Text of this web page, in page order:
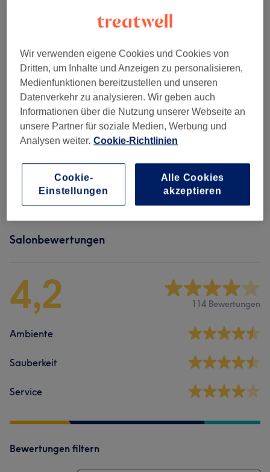
Nagelpflege - Nail Care
Neumodellage - New Set (4) ab 40 €
Auffüllen - Refill (4) ab 35 €
Handdesign (1) ab 0,50 €
Ablösen - Remove - Acrylic/Gel (1) ab 13 €
Zehenmodellage - New Set Toes 1) ab 47 €
Salonbewertungen
4,2 114 Bewertungen
Ambiente
Sauberkeit
Service
Bewertungen filtern
Wir verwenden eigene Cookies und Cookies von
Dritten, um Inhalte und Anzeigen zu personalisieren,
Medienfunktionen bereitzustellen und unseren
Datenverkehr zu analysieren. Wir geben auch
Informationen über die Nutzung unserer Webseite an
unsere Partner für soziale Medien, Werbung und
Analysen weiter. Cookie-Richtlinien
Cookie-
Einstellungen
Alle Cookies
akzeptieren